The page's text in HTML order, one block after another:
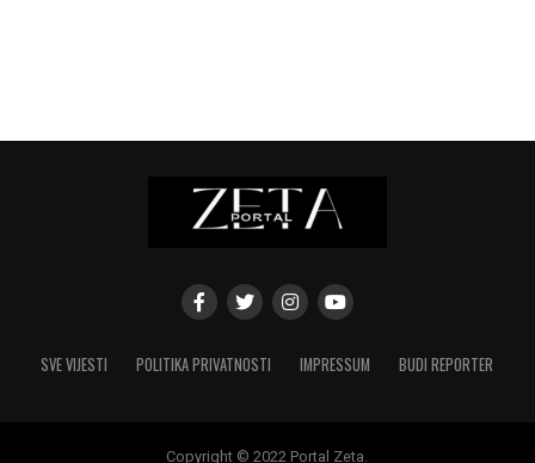
SVE VIJESTI POLITIKA PRIVATNOSTI IMPRESSUM BUDI REPORTER
Copyright © 2022 Portal Zeta.